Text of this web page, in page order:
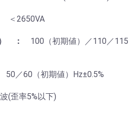
＜2650VA
） ： 100（初期値）／110／115
50／60（初期値）Hz±0.5%
(歪率5%以下)